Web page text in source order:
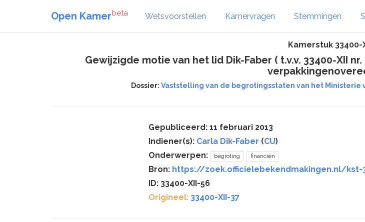
Open Kamerbeta Wetsvoorstellen Kamervragen Stemmingen
Kamerstuk 33400-
Gewijzigde motie van het lid Dik-Faber ( t.v.v. 33400-XII
Dossier: Vaststelling van de begrotingsstaten van het Ministerie
Gepubliceerd: 11 februari 2013
Indiener(s): Carla Dik-Faber (CU)
Onderwerpen:
begroting financiën
Bron: https://zoek.officielebekendmakingen.nl/kst-
ID: 33400-XII-56
Origineel: 33400-XII-37